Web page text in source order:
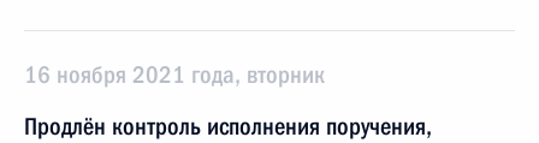
16 ноября 2021 года, вторник
Продлён контроль исполнения поручения,